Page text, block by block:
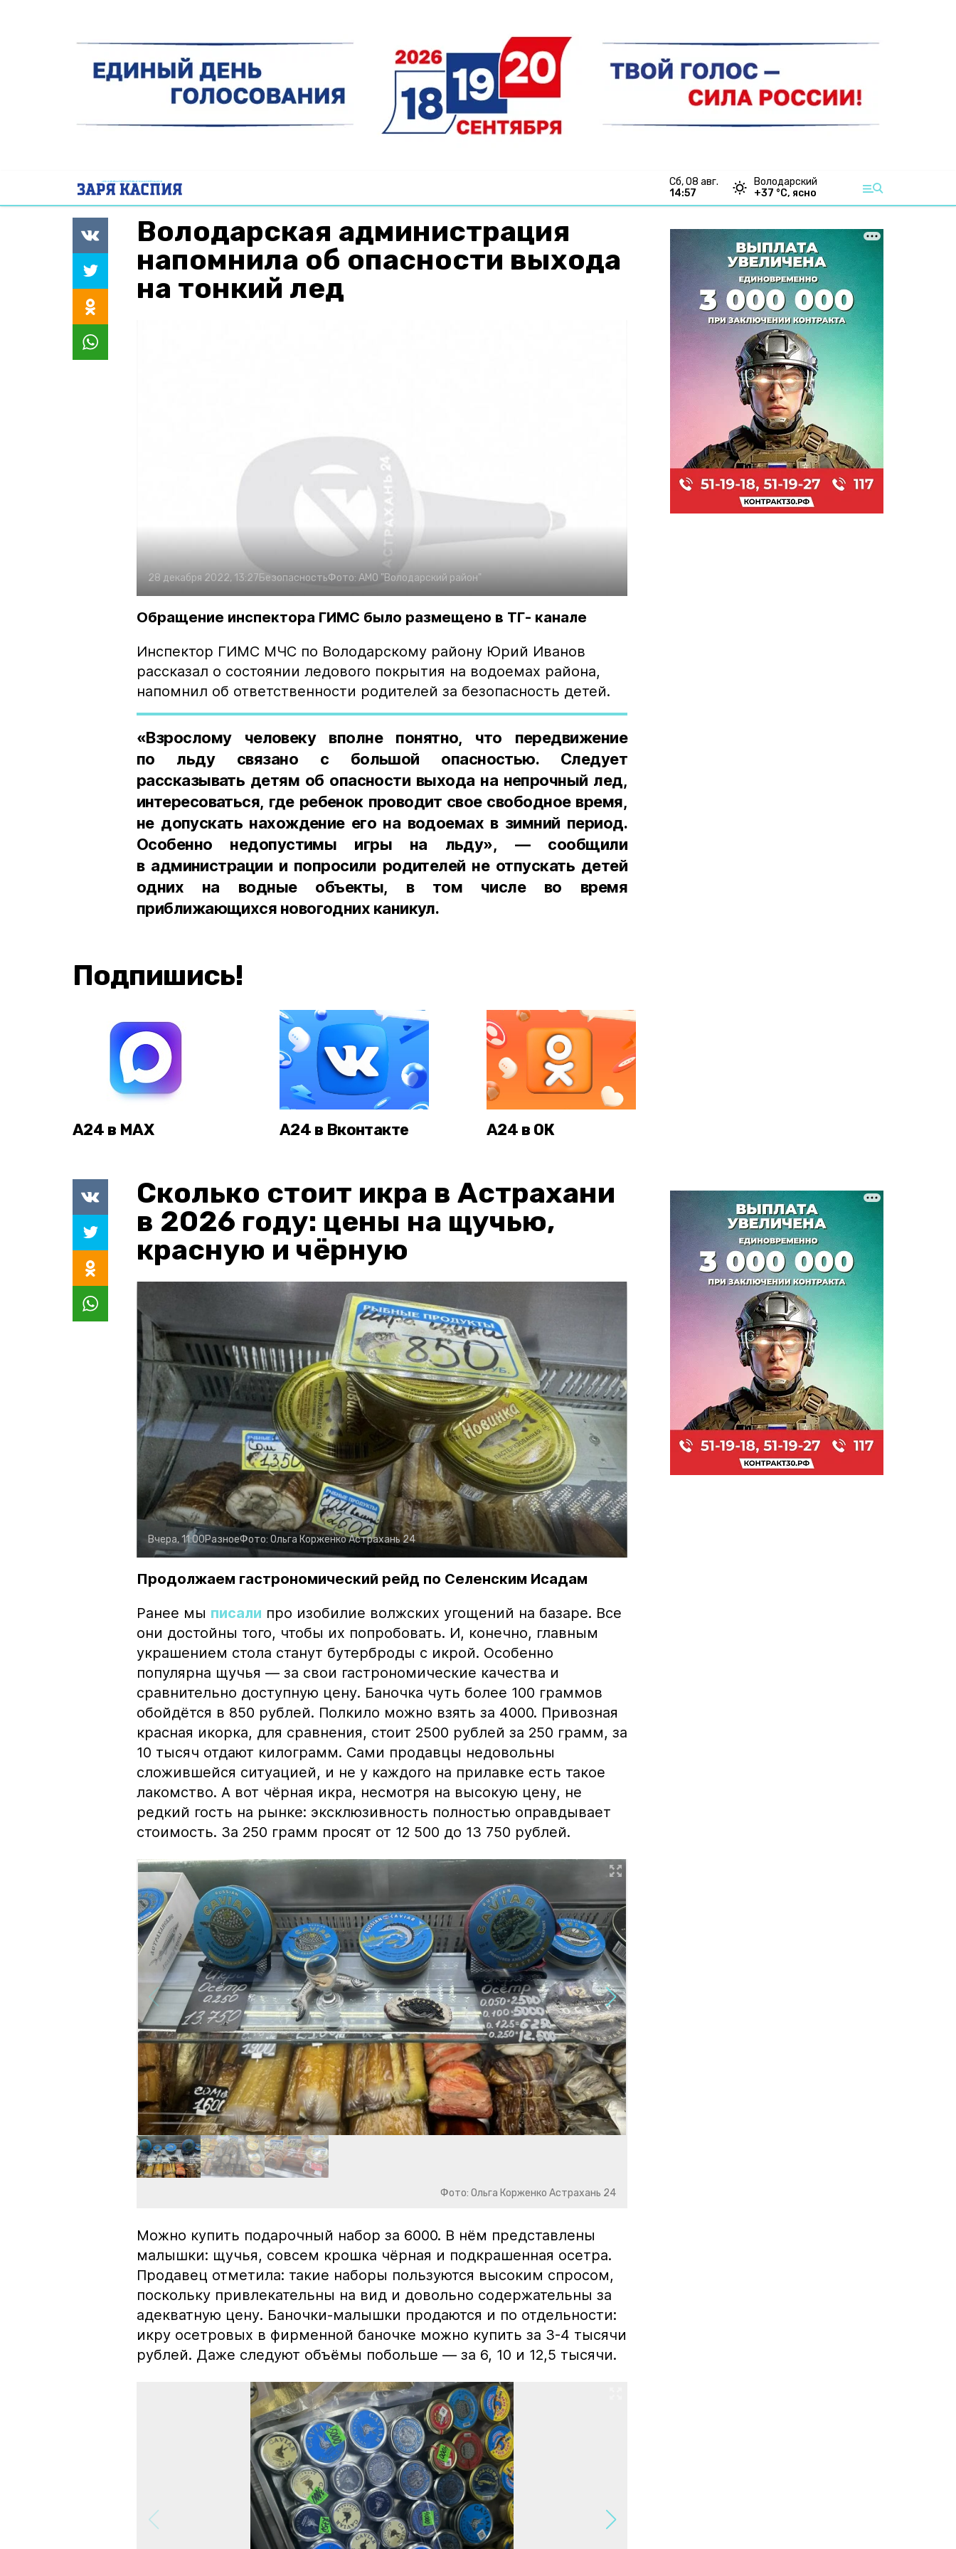
сб, 08 авг.
14:57
Володарский
+37 °С, ясно
Володарская администрация
напомнила об опасности выхода
на тонкий лед
28 декабря 2022, 13:27БезопасностьФото: АМО "Володарский район"
Обращение инспектора ГИМС было размещено в ТГ- канале
Инспектор ГИМС МЧС по Володарскому району Юрий Иванов
рассказал о состоянии ледового покрытия на водоемах района,
напомнил об ответственности родителей за безопасность детей.
«Взрослому человеку вполне понятно, что передвижение
по льду связано с большой опасностью. Следует
рассказывать детям об опасности выхода на непрочный лед,
интересоваться, где ребенок проводит свое свободное время,
не допускать нахождение его на водоемах в зимний период.
Особенно недопустимы игры на льду», — сообщили
в администрации и попросили родителей не отпускать детей
одних на водные объекты, в том числе во время
приближающихся новогодних каникул.
Подпишись!
А24 в MAX А24 в Вконтакте А24 в ОК
Сколько стоит икра в Астрахани
в 2026 году: цены на щучью,
красную и чёрную
Вчера, 11:00РазноеФото: Ольга КорженкоАстрахань 24
Продолжаем гастрономический рейд по Селенским Исадам
Ранее мы писали про изобилие волжских угощений на базаре. Все
они достойны того, чтобы их попробовать. И, конечно, главным
украшением стола станут бутерброды с икрой. Особенно
популярна щучья — за свои гастрономические качества и
сравнительно доступную цену. Баночка чуть более 100 граммов
обойдётся в 850 рублей. Полкило можно взять за 4000. Привозная
красная икорка, для сравнения, стоит 2500 рублей за 250 грамм, за
10 тысяч отдают килограмм. Сами продавцы недовольны
сложившейся ситуацией, и не у каждого на прилавке есть такое
лакомство. А вот чёрная икра, несмотря на высокую цену, не
редкий гость на рынке: эксклюзивность полностью оправдывает
стоимость. За 250 грамм просят от 12 500 до 13 750 рублей.
Фото: Ольга Корженко Астрахань 24
Можно купить подарочный набор за 6000. В нём представлены
малышки: щучья, совсем крошка чёрная и подкрашенная осетра.
Продавец отметила: такие наборы пользуются высоким спросом,
поскольку привлекательны на вид и довольно содержательны за
адекватную цену. Баночки-малышки продаются и по отдельности:
икру осетровых в фирменной баночке можно купить за 3-4 тысячи
рублей. Даже следуют объёмы побольше — за 6, 10 и 12,5 тысячи.